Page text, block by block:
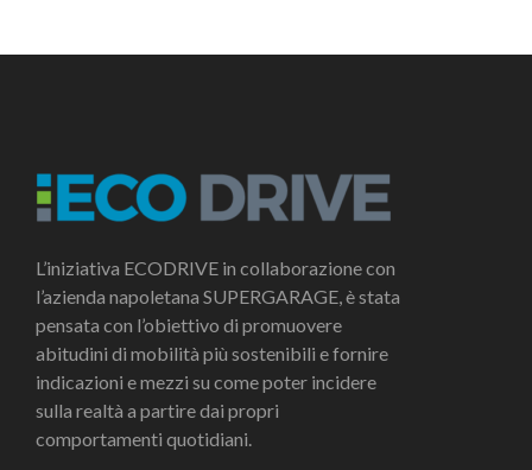
L’iniziativa ECODRIVE in collaborazione con
l’azienda napoletana SUPERGARAGE, è stata
pensata con l’obiettivo di promuovere
abitudini di mobilità più sostenibili e fornire
indicazioni e mezzi su come poter incidere
sulla realtà a partire dai propri
comportamenti quotidiani.